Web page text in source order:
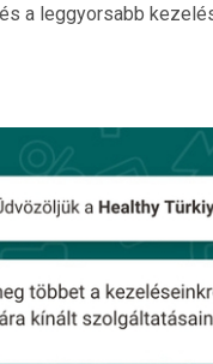
a leggyorsabb